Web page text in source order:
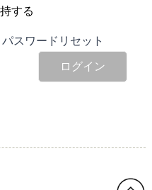
する
パスワードリセット
ログイン